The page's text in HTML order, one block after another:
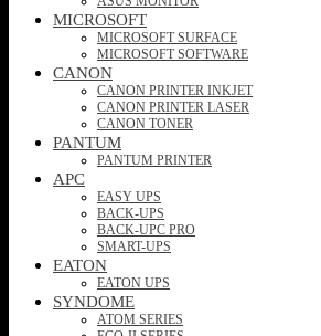
MICROSOFT
MICROSOFT SURFACE
MICROSOFT SOFTWARE
CANON
CANON PRINTER INKJET
CANON PRINTER LASER
CANON TONER
PANTUM
PANTUM PRINTER
APC
EASY UPS
BACK-UPS
BACK-UPC PRO
SMART-UPS
EATON
EATON UPS
SYNDOME
ATOM SERIES